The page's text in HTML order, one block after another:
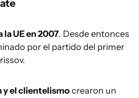
la UE en 2007. Desde entonces
por el partido del primer
y el clientelismocrearon un